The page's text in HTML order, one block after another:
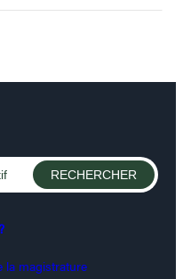
la magistrature